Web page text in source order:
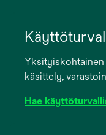
new
käsittely,
Hae